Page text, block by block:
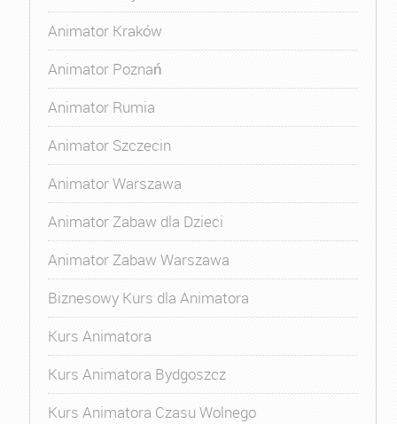
Animator Kraków
Animator Poznań
Animator Rumia
Animator Szczecin
Animator Warszawa
Animator Zabaw dla Dzieci
Animator Zabaw Warszawa
Biznesowy Kurs dla Animatora
Kurs Animatora
Kurs Animatora Bydgoszcz
Kurs Animatora Czasu Wolnego